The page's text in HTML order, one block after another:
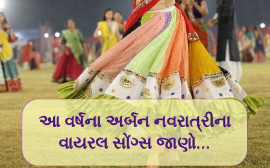
આ વર્ષના અર્બન નવરાત્રીના
વાયરલ સોંગ્સ જાણો...